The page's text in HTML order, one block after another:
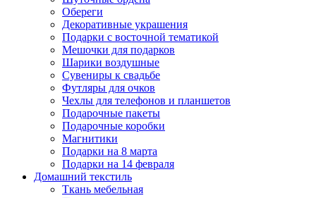
Обереги
Декоративные украшения
Подарки с восточной тематикой
Мешочки для подарков
Шарики воздушные
Сувениры к свадьбе
Футляры для очков
Чехлы для телефонов и планшетов
Подарочные пакеты
Подарочные коробки
Магнитики
Подарки на 8 марта
Подарки на 14 февраля
Домашний текстиль
Ткань мебельная